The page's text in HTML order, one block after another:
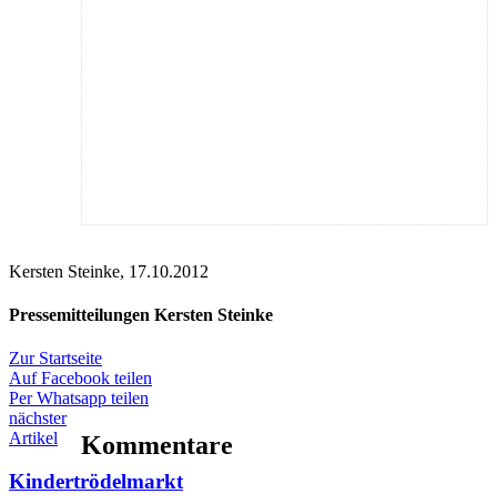
Kersten Steinke, 17.10.2012
Pressemitteilungen Kersten Steinke
Zur Startseite
Auf Facebook teilen
Per Whatsapp teilen
nächster
Artikel
Kindertrödelmarkt
Kommentare